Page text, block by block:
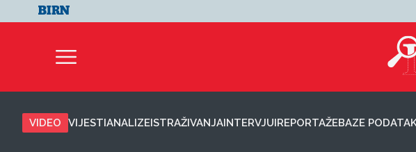
VIDEO VIJESTIANALIZEISTRAŽIVANJAINTERVJUIREPORTAŽEBAZE